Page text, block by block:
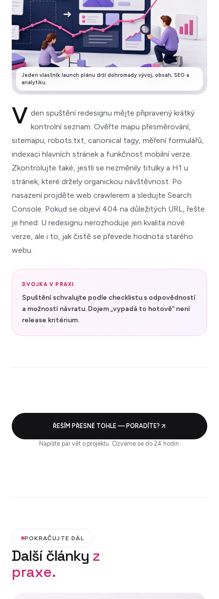
Jeden vlastník launch plánu drží dohromady vývoj, obsah, SEO a
analytiku.
V den spuštění redesignu mějte připravený krátký
kontrolní seznam. Ověřte mapu přesměrování,
sitemapu, robots.txt, canonical tagy, měření formulářů,
indexaci hlavních stránek a funkčnost mobilní verze.
Zkontrolujte také, jestli se nezměnily titulky a H1 u
stránek, které držely organickou návštěvnost. Po
nasazení projděte web crawlerem a sledujte Search
Console. Pokud se objeví 404 na důležitých URL, řešte
je hned. U redesignu nerozhoduje jen kvalita nové
verze, ale i to, jak čistě se převede hodnota starého
webu.
DVOJKA V PRAXI
Spuštění schvalujte podle checklistu s odpovědností
a možností návratu. Dojem „vypadá to hotově“ není
release kritérium.
ŘEŠÍM PŘESNĚ TOHLE — PORADÍTE?
Napište pár vět o projektu. Ozveme se do 24 hodin.
POKRAČUJTE DÁL
Další články z
praxe.